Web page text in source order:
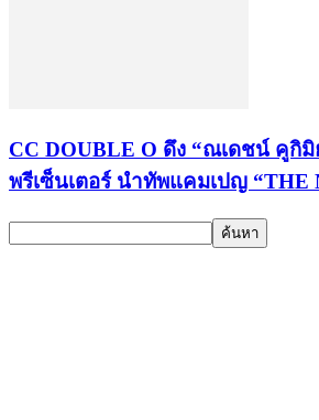
CC DOUBLE O ดึง “ณเดชน์ คูกิ
พรีเซ็นเตอร์ นำทัพแคมเปญ “THE